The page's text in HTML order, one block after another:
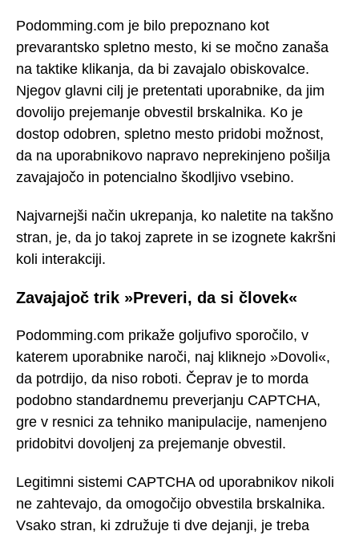
Podomming.com je bilo prepoznano kot
prevarantsko spletno mesto, ki se močno zanaša
na taktike klikanja, da bi zavajalo obiskovalce.
Njegov glavni cilj je pretentati uporabnike, da jim
dovolijo prejemanje obvestil brskalnika. Ko je
dostop odobren, spletno mesto pridobi možnost,
da na uporabnikovo napravo neprekinjeno pošilja
zavajajočo in potencialno škodljivo vsebino.
Najvarnejši način ukrepanja, ko naletite na takšno
stran, je, da jo takoj zaprete in se izognete kakršni
koli interakciji.
Zavajajoč trik »Preveri, da si človek«
Podomming.com prikaže goljufivo sporočilo, v
katerem uporabnike naroči, naj kliknejo »Dovoli«,
da potrdijo, da niso roboti. Čeprav je to morda
podobno standardnemu preverjanju CAPTCHA,
gre v resnici za tehniko manipulacije, namenjeno
pridobitvi dovoljenj za prejemanje obvestil.
Legitimni sistemi CAPTCHA od uporabnikov nikoli
ne zahtevajo, da omogočijo obvestila brskalnika.
Vsako stran, ki združuje ti dve dejanji, je treba